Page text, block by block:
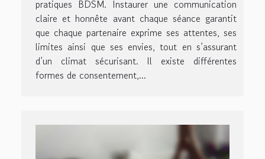
pratiques BDSM. Instaurer une communication
claire et honnête avant chaque séance garantit
que chaque partenaire exprime ses attentes, ses
limites ainsi que ses envies, tout en s’assurant
d’un climat sécurisant. Il existe différentes
formes de consentement,...